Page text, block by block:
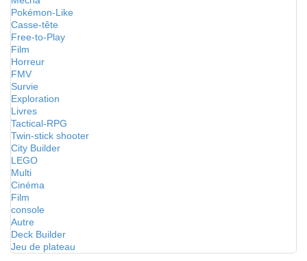
Pokémon-Like
Casse-tête
Free-to-Play
Film
Horreur
FMV
Survie
Exploration
Livres
Tactical-RPG
Twin-stick shooter
City Builder
LEGO
Multi
Cinéma
Film
console
Autre
Deck Builder
Jeu de plateau